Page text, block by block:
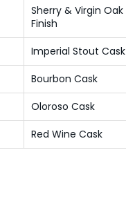
Sherry & Virgin Oak
Finish
Imperial Stout Cask
Bourbon Cask
Oloroso Cask
Red Wine Cask